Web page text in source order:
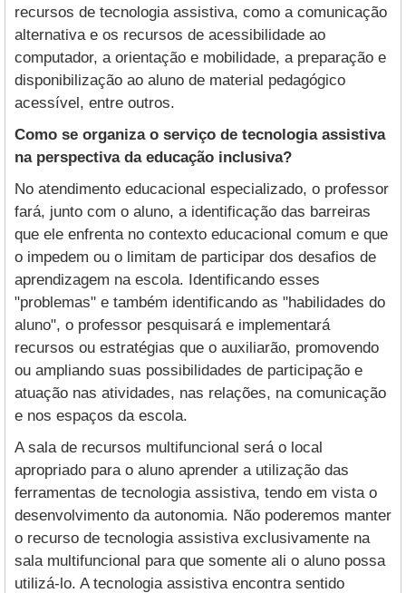
recursos de tecnologia assistiva, como a comunicação
alternativa e os recursos de acessibilidade ao
computador, a orientação e mobilidade, a preparação e
disponibilização ao aluno de material pedagógico
acessível, entre outros.
Como se organiza o serviço de tecnologia assistiva
na perspectiva da educação inclusiva?
No atendimento educacional especializado, o professor
fará, junto com o aluno, a identificação das barreiras
que ele enfrenta no contexto educacional comum e que
o impedem ou o limitam de participar dos desafios de
aprendizagem na escola. Identificando esses
"problemas" e também identificando as "habilidades do
aluno", o professor pesquisará e implementará
recursos ou estratégias que o auxiliarão, promovendo
ou ampliando suas possibilidades de participação e
atuação nas atividades, nas relações, na comunicação
e nos espaços da escola.
A sala de recursos multifuncional será o local
apropriado para o aluno aprender a utilização das
ferramentas de tecnologia assistiva, tendo em vista o
desenvolvimento da autonomia. Não poderemos manter
o recurso de tecnologia assistiva exclusivamente na
sala multifuncional para que somente ali o aluno possa
utilizá-lo. A tecnologia assistiva encontra sentido